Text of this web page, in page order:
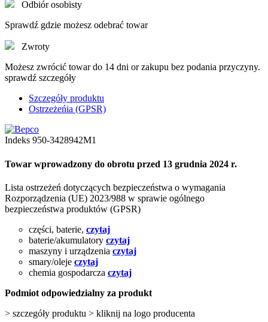
Odbiór osobisty
Sprawdź gdzie możesz odebrać towar
Zwroty
Możesz zwrócić towar do 14 dni or zakupu bez podania przyczyny.
sprawdź szczegóły
Szczegóły produktu
Ostrzeżeńia (GPSR)
Indeks 950-3428942M1
Towar wprowadzony do obrotu przed 13 grudnia 2024 r.
Lista ostrzeżeń dotyczących bezpieczeństwa o wymagania
Rozporządzenia (UE) 2023/988 w sprawie ogólnego
bezpieczeństwa produktów (GPSR)
części, baterie, czytaj
baterie/akumulatory czytaj
maszyny i urządzenia czytaj
smary/oleje czytaj
chemia gospodarcza czytaj
Podmiot odpowiedzialny za produkt
> szczegóły produktu > kliknij na logo producenta